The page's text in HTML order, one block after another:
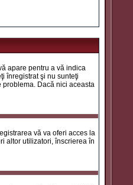
apare pentru a vă indica
înregistrat şi nu sunteţi
problema. Dacă nici aceasta
vă va oferi acces la
altor utilizatori, înscrierea în